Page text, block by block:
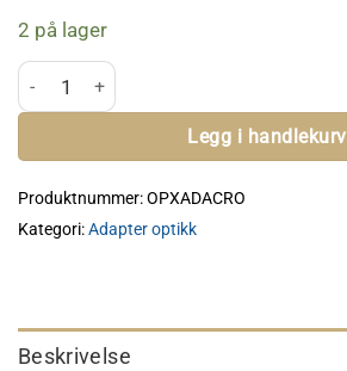
2 på lager
TS Acro Adapter antall
Legg i handlekurv
Produktnummer:OPXADACRO
Kategori:Adapter optikk
Beskrivelse